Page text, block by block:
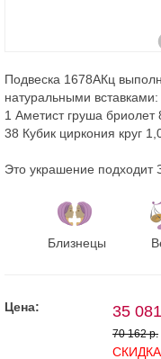
Подвеска 1678АКц
натуральными вставками:
1 Аметист груша
38 Кубик циркония круг
Это украшение подходит
Близнецы
Цена: 35
70 162 р.
СКИДКА